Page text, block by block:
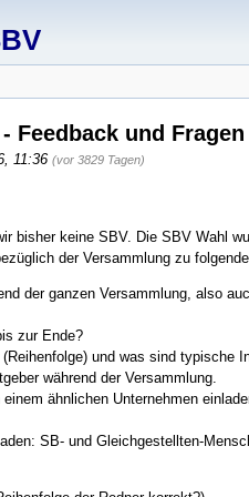
Feedback und Fragen
11:36 (vor 3829 Tagen)
bisher keine SBV. Die SBV Wahl
der Versammlung zu
der ganzen Versammlung, also
zur Ende?
und was sind typische
während der Versammlung.
ähnlichen Unternehmen
SB- und Gleichgestellten-